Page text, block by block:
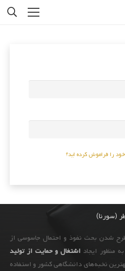
را فراموش کرده اید؟
(سورنا)
از سال 1391 با مطرح شدن بحث نفوذ و احتمال جاسوسی از
‌منظور ایجاد اشتغال و حمایت از تولید
نخبه‌های دانشگاهی کشور و استفاده